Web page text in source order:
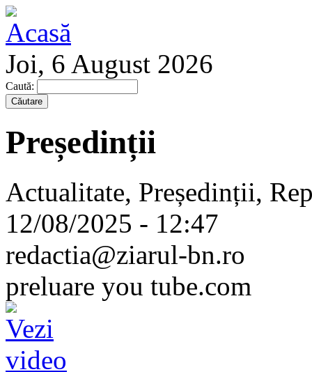
Joi, 6 August 2026
Caută:
Președinții
Actualitate, Președinții,
12/08/2025 - 12:47
redactia@ziarul-bn.ro
preluare you tube.com